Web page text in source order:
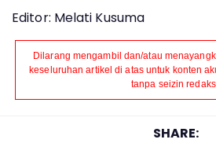
Editor: Melati Kusuma
Dilarang mengambil dan/atau
keseluruhan artikel di atas untuk konten
tanpa seizin
SHARE: